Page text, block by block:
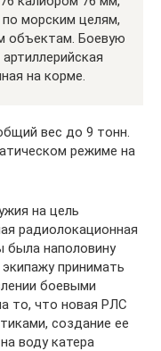
по морским целям,
объектам. Боевую
на корме.
вес до 9 тонн.
режиме на
на цель
радиолокационная
была наполовину
принимать
боевыми
то, что новая РЛС
создание ее
воду катера